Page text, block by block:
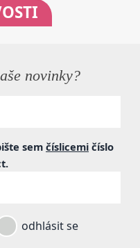
novinky?
sem číslicemi číslo
.
odhlásit se